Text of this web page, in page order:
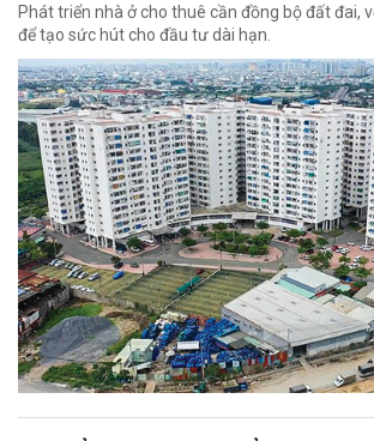
Phát triển nhà ở cho thuê cần đồng bộ đất đai,
để tạo sức hút cho đầu tư dài hạn.